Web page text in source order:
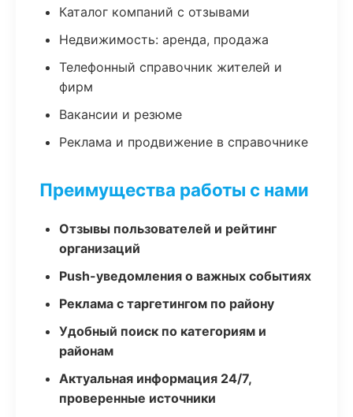
Каталог компаний с отзывами
Недвижимость: аренда, продажа
Телефонный справочник жителей и
фирм
Вакансии и резюме
Реклама и продвижение в справочнике
Преимущества работы с нами
Отзывы пользователей и рейтинг
организаций
Push-уведомления о важных событиях
Реклама с таргетингом по району
Удобный поиск по категориям и
районам
Актуальная информация 24/7,
проверенные источники